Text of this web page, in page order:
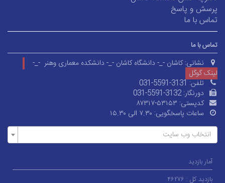
پرسش و پاسخ
تماس با ما
تماس با ما
نشانی: کاشان -_- دانشگاه کاشان -_- دانشکده معماری وهنر -_-
لینک گوگل
تلفن:031-5591-3131
دورنگار:031-5591-3132
کدپستی: ۸۷۳۱۷-۵۳۱۵۳
ساعات پاسخگویی: ۷.۳۰ الی ۱۵.۳۰
انتخاب وب سایت
آمار بازدید
بازدید کل : ۴۶۲۷۶